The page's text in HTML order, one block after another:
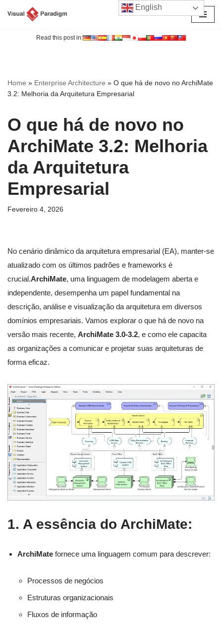
Read this post in:
Home » Enterprise Architecture » O que há de novo no ArchiMate
3.2: Melhoria da Arquitetura Empresarial
O que há de novo no
ArchiMate 3.2: Melhoria
da Arquitetura
Empresarial
Fevereiro 4, 2026
No cenário dinâmico da arquitetura empresarial (EA), manter-se
atualizado com os últimos padrões e frameworks é
crucial.ArchiMate, uma linguagem de modelagem aberta e
independente, desempenha um papel fundamental na
descrição, análise e visualização da arquitetura em diversos
domínios empresariais. Vamos explorar o que há de novo na
versão mais recente, ArchiMate 3.0-3.2, e como ele capacita
as organizações a comunicar e projetar suas arquiteturas de
forma eficaz.
1. A essência do ArchiMate:
ArchiMate fornece uma linguagem comum para descrever:
Processos de negócios
Estruturas organizacionais
Fluxos de informação
English